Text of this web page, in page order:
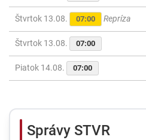
Štvrtok 13.08. 07:00 Repríza
Štvrtok 13.08. 07:00
Piatok 14.08. 07:00
Správy STVR